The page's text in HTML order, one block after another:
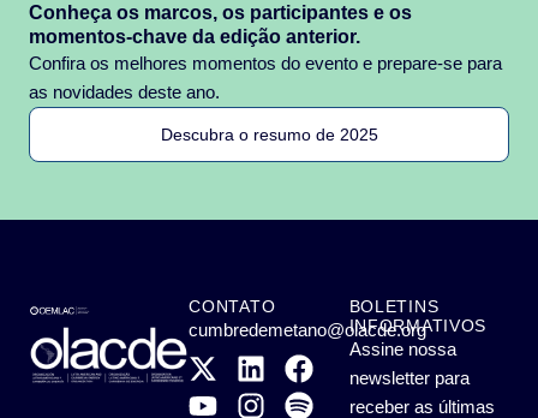
Conheça os marcos, os participantes e os
momentos-chave da edição anterior.
Confira os melhores momentos do evento e prepare-se para
as novidades deste ano.
Descubra o resumo de 2025
CONTATO
cumbredemetano@olacde.org
BOLETINS
INFORMATIVOS
Assine nossa
newsletter para
receber as últimas